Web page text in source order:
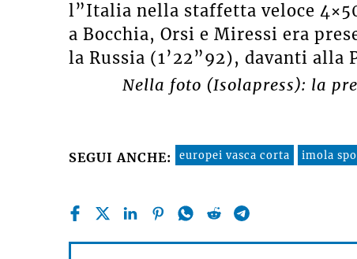
l”Italia nella staffetta veloce
a Bocchia, Orsi e Miressi era
la Russia (1’22”92), davanti alla
Nella foto (Isolapress): la
SEGUI ANCHE: europei vasca corta imola